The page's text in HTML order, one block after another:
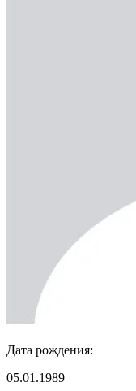
Дата рождения:
05.01.1989